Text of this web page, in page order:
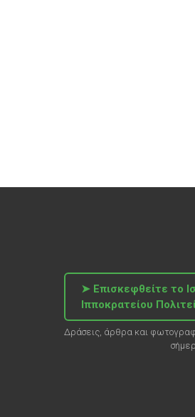
➤ Επισκεφθείτε το
Ιπποκρατείου
Δράσεις, άρθρα και